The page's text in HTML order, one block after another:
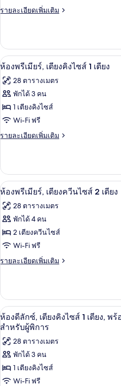
ลัก
เตียง
คิง
ไซส์
1
เตียง,
พร้อม
สะดวก
สำหรับ
ผู้
พิการ
รายละเอียดเพิ่มเติม
ราย
เกี่ยว
กับ
ห้อง
ลัก
ซ์,
คิง
ไซส์
เตียง,
ความ
สะดวก
สำหรับ
ผู้
พิการ
เปิด
ภาพถ่าย
ทั้งหมด
ของ
ห้อง
พรีเมียร์,
คิง
ไซส์
1
เตียง
20
ห้องพรีเมียร์, เตียงคิงไซส์ 1 เตียง
28 ตารางเมตร
พักได้ 3 คน
1 เตียงคิงไซส์
Wi-Fi ฟรี
รายละเอียดเพิ่มเติม
ราย
เกี่ยว
กับ
ห้อง
เตียง
คิง
เตียง
เปิด
ภาพถ่าย
ทั้งหมด
ของ
ห้อง
พรีเมียร์,
ควีน
ไซส์
2
เตียง
16
ห้องพรีเมียร์, เตียงควีนไซส์ 2 เตียง
28 ตารางเมตร
พักได้ 4 คน
2 เตียงควีนไซส์
Wi-Fi ฟรี
รายละเอียดเพิ่มเติม
ราย
เกี่ยว
กับ
ห้อง
พรีเมียร์,
ควีน
ไซส์
เตียง
เปิด
ภาพถ่าย
ทั้งหมด
ของ
ห้อง
เ
10
ห้องดีลักซ์, เตียงคิงไซส์ 1 เตียง, พ
สำหรับผู้พิการ
28 ตารางเมตร
พักได้ 3 คน
1 เตียงคิงไซส์
Wi-Fi ฟรี